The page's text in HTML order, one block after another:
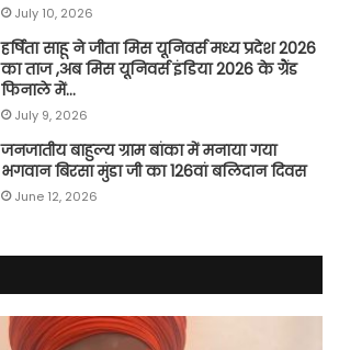
July 10, 2026
हर्षिता साहू ने जीता मिस यूनिवर्स मध्य प्रदेश 2026
का ताज ,अब मिस यूनिवर्स इंडिया 2026 के ग्रैंड
फिनाले में…
July 9, 2026
जनजातीय बाहुल्य ग्राम बांका में मनाया गया
भगवान बिरसा मुंडा जी का 126वां बलिदान दिवस
June 12, 2026